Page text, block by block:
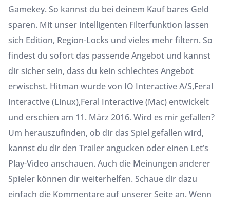
Gamekey. So kannst du bei deinem Kauf bares Geld
sparen. Mit unser intelligenten Filterfunktion lassen
sich Edition, Region-Locks und vieles mehr filtern. So
findest du sofort das passende Angebot und kannst
dir sicher sein, dass du kein schlechtes Angebot
erwischst. Hitman wurde von IO Interactive A/S,Feral
Interactive (Linux),Feral Interactive (Mac) entwickelt
und erschien am 11. März 2016. Wird es mir gefallen?
Um herauszufinden, ob dir das Spiel gefallen wird,
kannst du dir den Trailer angucken oder einen Let’s
Play-Video anschauen. Auch die Meinungen anderer
Spieler können dir weiterhelfen. Schaue dir dazu
einfach die Kommentare auf unserer Seite an. Wenn